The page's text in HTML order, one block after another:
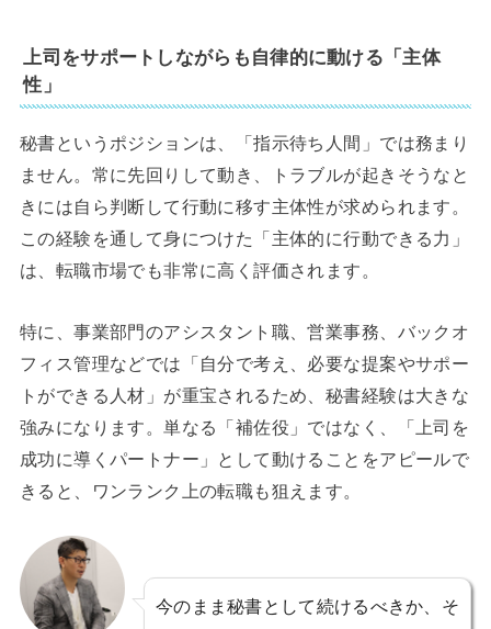
上司をサポートしながらも自律的に動ける「主体
性」
秘書というポジションは、「指示待ち人間」では務まり
ません。常に先回りして動き、トラブルが起きそうなと
きには自ら判断して行動に移す主体性が求められます。
この経験を通して身につけた「主体的に行動できる力」
は、転職市場でも非常に高く評価されます。
特に、事業部門のアシスタント職、営業事務、バックオ
フィス管理などでは「自分で考え、必要な提案やサポー
トができる人材」が重宝されるため、秘書経験は大きな
強みになります。単なる「補佐役」ではなく、「上司を
成功に導くパートナー」として動けることをアピールで
きると、ワンランク上の転職も狙えます。
今のまま秘書として続けるべきか、そ